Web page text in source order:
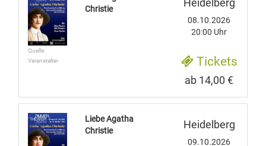
Quelle:
Veranstalter
Christie
Heidelberg
08.10.2026
20:00 Uhr
Tickets
ab 14,00 €
Liebe Agatha
Christie
Heidelberg
09.10.2026